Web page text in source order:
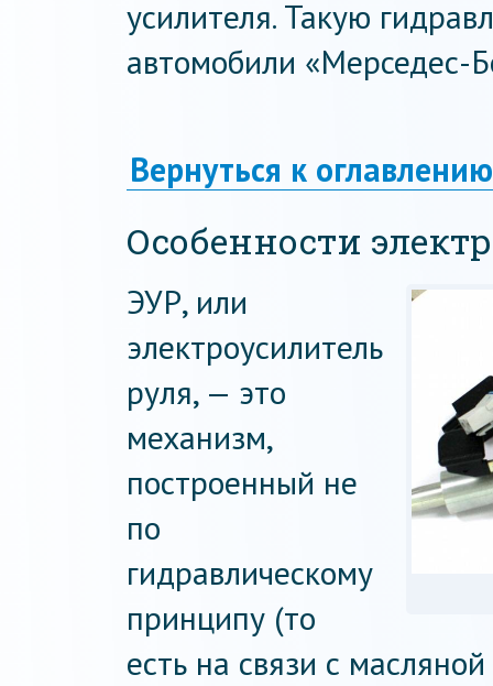
усилителя. Такую
автомобили «Мерседес-
Вернуться к оглавлению
Особенности
ЭУР, или
электроусилитель
руля, — это
механизм,
построенный не
по
гидравлическому
принципу (то
есть на связи с